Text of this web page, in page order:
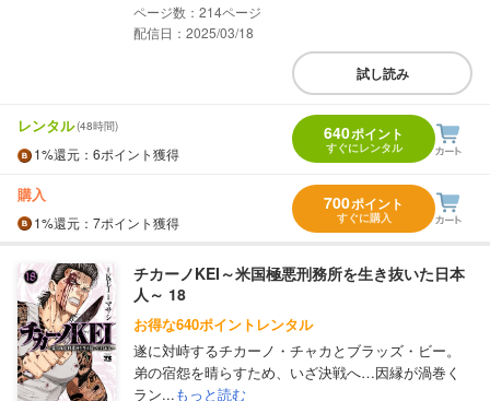
214
配信日：2025/03/18
試し読み
レンタル(48時間)
1%還元 ：6ポイント獲得
640ポイント
すぐにレンタル
購入
1%還元 ：7ポイント獲得
700ポイント
すぐに購入
チカーノKEI～米国極悪刑務所を生き抜いた日本
人～ 18
お得な640ポイントレンタル
遂に対峙するチカーノ・チャカとブラッズ・ビー。
弟の宿怨を晴らすため、いざ決戦へ…因縁が渦巻く
ラン...もっと読む